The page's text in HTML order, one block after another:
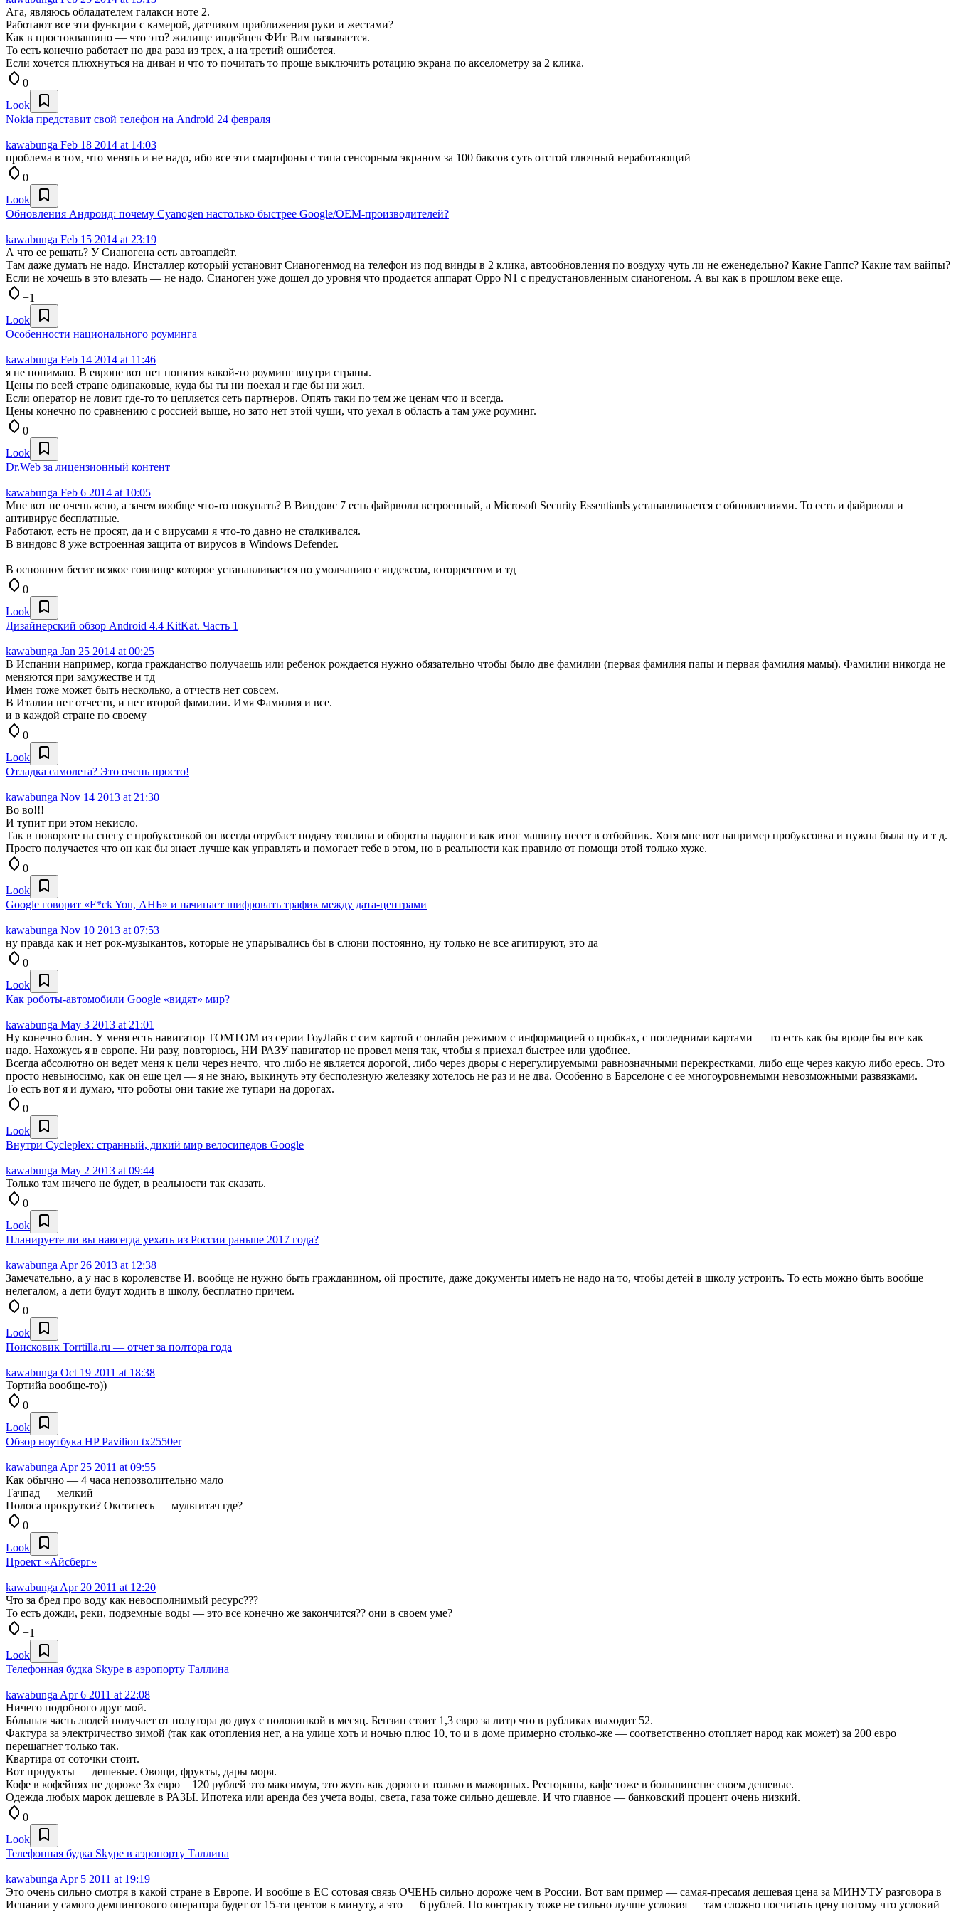
Ага, являюсь обладателем галакси ноте 2.
Работают все эти функции с камерой, датчиком приближения руки и жестами?
Как в простоквашино — что это? жилище индейцев ФИг Вам называется.
То есть конечно работает но два раза из трех, а на третий ошибется.
Если хочется плюхнуться на диван и что то почитать то проще выключить ротацию экрана по акселометру за 2 клика.
0
Look
Nokia представит свой телефон на Android 24 февраля
kawabunga Feb 18 2014 at 14:03
проблема в том, что менять и не надо, ибо все эти смартфоны с типа сенсорным экраном за 100 баксов суть отстой глючный неработающий
0
Look
Обновления Андроид: почему Cyanogen настолько быстрее Google/OEM-производителей?
kawabunga Feb 15 2014 at 23:19
А что ее решать? У Сианогена есть автоапдейт.
Там даже думать не надо. Инсталлер который установит Сианогенмод на телефон из под винды в 2 клика, автообновления по воздуху чуть ли не еженедельно? Какие Гаппс? Какие там вайпы?
Если не хочешь в это влезать — не надо. Сианоген уже дошел до уровня что продается аппарат Oppo N1 с предустановленным сианогеном. А вы как в прошлом веке еще.
+1
Look
Особенности национального роуминга
kawabunga Feb 14 2014 at 11:46
я не понимаю. В европе вот нет понятия какой-то роуминг внутри страны.
Цены по всей стране одинаковые, куда бы ты ни поехал и где бы ни жил.
Если оператор не ловит где-то то цепляется сеть партнеров. Опять таки по тем же ценам что и всегда.
Цены конечно по сравнению с россией выше, но зато нет этой чуши, что уехал в область а там уже роуминг.
0
Look
Dr.Web за лицензионный контент
kawabunga Feb 6 2014 at 10:05
Мне вот не очень ясно, а зачем вообще что-то покупать? В Виндовс 7 есть файрволл встроенный, а Microsoft Security Essentianls устанавливается с обновлениями. То есть и файрволл и
антивирус бесплатные.
Работают, есть не просят, да и с вирусами я что-то давно не сталкивался.
В виндовс 8 уже встроенная защита от вирусов в Windows Defender.
В основном бесит всякое говнище которое устанавливается по умолчанию с яндексом, юторрентом и тд
0
Look
Дизайнерский обзор Android 4.4 KitKat. Часть 1
kawabunga Jan 25 2014 at 00:25
В Испании например, когда гражданство получаешь или ребенок рождается нужно обязательно чтобы было две фамилии (первая фамилия папы и первая фамилия мамы). Фамилии никогда не
меняются при замужестве и тд
Имен тоже может быть несколько, а отчеств нет совсем.
В Италии нет отчеств, и нет второй фамилии. Имя Фамилия и все.
и в каждой стране по своему
0
Look
Отладка самолета? Это очень просто!
kawabunga Nov 14 2013 at 21:30
Во во!!!
И тупит при этом некисло.
Так в повороте на снегу с пробуксовкой он всегда отрубает подачу топлива и обороты падают и как итог машину несет в отбойник. Хотя мне вот например пробуксовка и нужна была ну и т д.
Просто получается что он как бы знает лучше как управлять и помогает тебе в этом, но в реальности как правило от помощи этой только хуже.
0
Look
Google говорит «F*ck You, АНБ» и начинает шифровать трафик между дата-центрами
kawabunga Nov 10 2013 at 07:53
ну правда как и нет рок-музыкантов, которые не упарывались бы в слюни постоянно, ну только не все агитируют, это да
0
Look
Как роботы-автомобили Google «видят» мир?
kawabunga May 3 2013 at 21:01
Ну конечно блин. У меня есть навигатор ТОМТОМ из серии ГоуЛайв с сим картой с онлайн режимом с информацией о пробках, с последними картами — то есть как бы вроде бы все как
надо. Нахожусь я в европе. Ни разу, повторюсь, НИ РАЗУ навигатор не провел меня так, чтобы я приехал быстрее или удобнее.
Всегда абсолютно он ведет меня к цели через нечто, что либо не является дорогой, либо через дворы с нерегулируемыми равнозначными перекрестками, либо еще через какую либо ересь. Это
просто невыносимо, как он еще цел — я не знаю, выкинуть эту бесполезную железяку хотелось не раз и не два. Особенно в Барселоне с ее многоуровнемыми невозможными развязками.
То есть вот я и думаю, что роботы они такие же тупари на дорогах.
0
Look
Внутри Cycleplex: странный, дикий мир велосипедов Google
kawabunga May 2 2013 at 09:44
Только там ничего не будет, в реальности так сказать.
0
Look
Планируете ли вы навсегда уехать из России раньше 2017 года?
kawabunga Apr 26 2013 at 12:38
Замечательно, а у нас в королевстве И. вообще не нужно быть гражданином, ой простите, даже документы иметь не надо на то, чтобы детей в школу устроить. То есть можно быть вообще
нелегалом, а дети будут ходить в школу, бесплатно причем.
0
Look
Поисковик Torrtilla.ru — отчет за полтора года
kawabunga Oct 19 2011 at 18:38
Тортийа вообще-то))
0
Look
Обзор ноутбука HP Pavilion tx2550er
kawabunga Apr 25 2011 at 09:55
Как обычно — 4 часа непозволительно мало
Тачпад — мелкий
Полоса прокрутки? Окститесь — мультитач где?
0
Look
Проект «Айсберг»
kawabunga Apr 20 2011 at 12:20
Что за бред про воду как невосполнимый ресурс???
То есть дожди, реки, подземные воды — это все конечно же закончится?? они в своем уме?
+1
Look
Телефонная будка Skype в аэропорту Таллина
kawabunga Apr 6 2011 at 22:08
Ничего подобного друг мой.
Бóльшая часть людей получает от полутора до двух с половинкой в месяц. Бензин стоит 1,3 евро за литр что в рубликах выходит 52.
Фактура за электричество зимой (так как отопления нет, а на улице хоть и ночью плюс 10, то и в доме примерно столько-же — соответственно отопляет народ как может) за 200 евро
перешагнет только так.
Квартира от соточки стоит.
Вот продукты — дешевые. Овощи, фрукты, дары моря.
Кофе в кофейнях не дороже 3х евро = 120 рублей это максимум, это жуть как дорого и только в мажорных. Рестораны, кафе тоже в большинстве своем дешевые.
Одежда любых марок дешевле в РАЗЫ. Ипотека или аренда без учета воды, света, газа тоже сильно дешевле. И что главное — банковский процент очень низкий.
0
Look
Телефонная будка Skype в аэропорту Таллина
kawabunga Apr 5 2011 at 19:19
Это очень сильно смотря в какой стране в Европе. И вообще в ЕС сотовая связь ОЧЕНЬ сильно дороже чем в России. Вот вам пример — самая-пресамя дешевая цена за МИНУТУ разговора в
Испании у самого демпингового оператора будет от 15-ти центов в минуту, а это — 6 рублей. По контракту тоже не сильно лучше условия — там сложно посчитать цену потому что условий